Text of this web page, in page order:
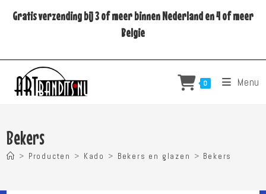
naarGratis verzending bij 3 of meer binnen Nederland en 4 of meer
Belgie
0 Menu
Bekers
> Producten > Kado > Bekers en glazen > Bekers